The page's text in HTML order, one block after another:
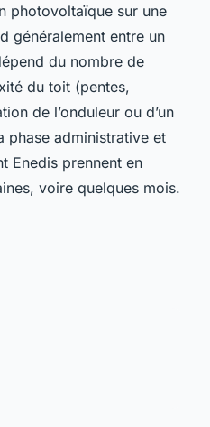
photovoltaïque sur une
généralement entre un
du nombre de
du toit (pentes,
de l’onduleur ou d’un
phase administrative et
Enedis prennent en
voire quelques mois.